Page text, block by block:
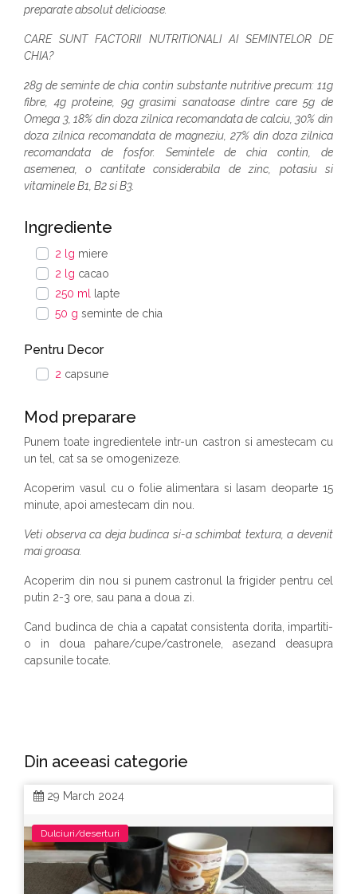
preparate absolut delicioase.
CARE SUNT FACTORII NUTRITIONALI AI SEMINTELOR DE
CHIA?
28g de seminte de chia contin substante nutritive precum: 11g
fibre, 4g proteine, 9g grasimi sanatoase dintre care 5g de
Omega 3, 18% din doza zilnica recomandata de calciu, 30% din
doza zilnica recomandata de magneziu, 27% din doza zilnica
recomandata de fosfor. Semintele de chia contin, de
asemenea, o cantitate considerabila de zinc, potasiu si
vitaminele B1, B2 si B3.
Ingrediente
2 lg miere
2 lg cacao
250 ml
lapte
50 g seminte de chia
Pentru Decor
2 capsune
Mod preparare
Punem toate ingredientele intr-un castron si amestecam cu
un tel, cat sa se omogenizeze.
Acoperim vasul cu o folie alimentara si lasam deoparte 15
minute, apoi amestecam din nou.
Veti observa ca deja budinca si-a schimbat textura, a devenit
mai groasa.
Acoperim din nou si punem castronul la frigider pentru cel
putin 2-3 ore, sau pana a doua zi.
Cand budinca de chia a capatat consistenta dorita, impartiti-
o in doua pahare/cupe/castronele, asezand deasupra
capsunile tocate.
Din aceeasi categorie
29 March 2024
Dulciuri/deserturi